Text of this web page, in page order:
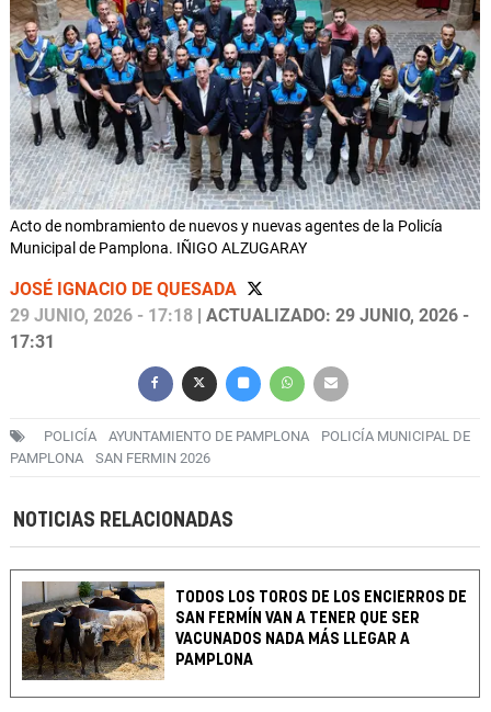
Acto de nombramiento de nuevos y nuevas agentes de la Policía
Municipal de Pamplona. IÑIGO ALZUGARAY
JOSÉ IGNACIO DE QUESADA
29 JUNIO, 2026 - 17:18 | ACTUALIZADO: 29 JUNIO, 2026 -
17:31
POLICÍA AYUNTAMIENTO DE PAMPLONA
POLICÍA MUNICIPAL DE
PAMPLONA
SAN FERMIN 2026
NOTICIAS RELACIONADAS
TODOS LOS TOROS DE LOS ENCIERROS DE
SAN FERMÍN VAN A TENER QUE SER
VACUNADOS NADA MÁS LLEGAR A
PAMPLONA